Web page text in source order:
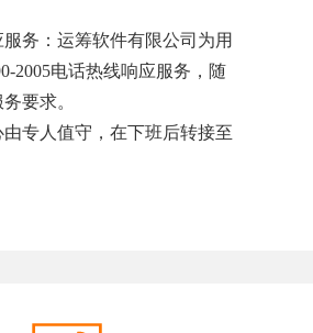
务：运筹软件有限公司为用
2005电话热线响应服务，随
要求。
专人值守，在下班后转接至